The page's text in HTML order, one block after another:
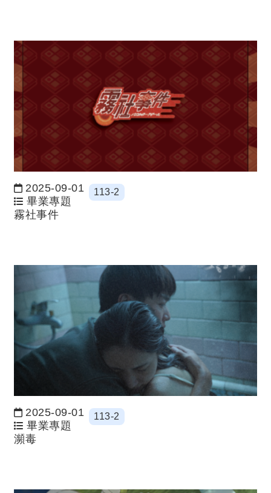
日期：
2025-09-01
畢業專題
113-2
霧社事件
日期：
2025-09-01
畢業專題
113-2
瀕毒